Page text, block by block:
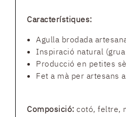
Característiques:
Agulla brodada
Inspiració natural
Producció en petites
Fet a mà per artesans
Composició: cotó, feltre,